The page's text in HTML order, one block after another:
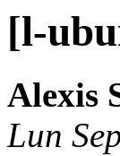
[l-
Alexis
Lun